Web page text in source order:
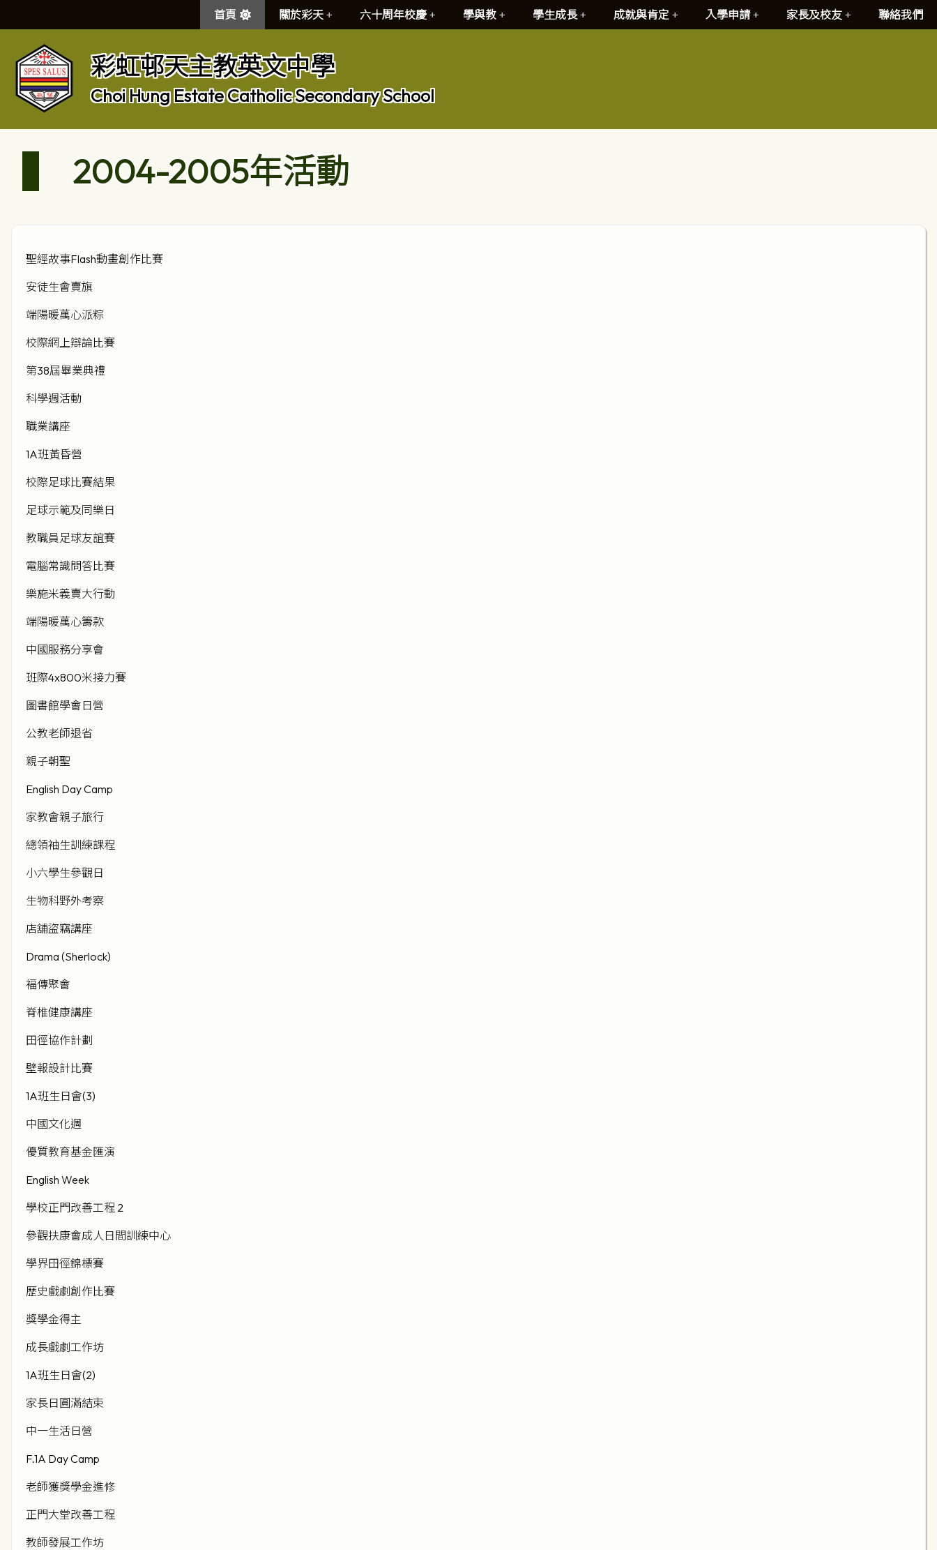
首頁 關於彩天 六十周年校慶 學與教 學生成長 成就與肯定 入學申請 家長及校友 聯絡我們
彩虹邨天主教英文中學
Choi Hung Estate Catholic Secondary School
2004-2005年活動
聖經故事Flash動畫創作比賽
安徒生會賣旗
端陽暖萬心派粽
校際網上辯論比賽
第38屆畢業典禮
科學週活動
職業講座
1A班黃昏營
校際足球比賽結果
足球示範及同樂日
教職員足球友誼賽
電腦常識問答比賽
樂施米義賣大行動
端陽暖萬心籌款
中國服務分享會
班際4x800米接力賽
圖書館學會日營
公教老師退省
親子朝聖
English Day Camp
家教會親子旅行
總領袖生訓練課程
小六學生參觀日
生物科野外考察
店舖盜竊講座
Drama (Sherlock)
褔傳聚會
脊椎健康講座
田徑協作計劃
壁報設計比賽
1A班生日會(3)
中國文化週
優質教育基金匯演
English Week
學校正門改善工程 2
參觀扶康會成人日間訓練中心
學界田徑錦標賽
歷史戲劇創作比賽
獎學金得主
成長戲劇工作坊
1A班生日會(2)
家長日圓滿結束
中一生活日營
F.1A Day Camp
老師獲獎學金進修
正門大堂改善工程
教師發展工作坊